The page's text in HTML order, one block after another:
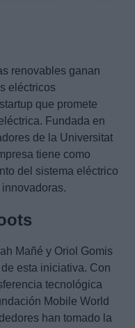
renovables ganan
eléctricos
que promete
Fundada en
de la Universitat
tiene como
del sistema eléctrico
Mañé y Oriol Gomis
esta iniciativa. Con
tecnológica
Mobile World
han tomado la